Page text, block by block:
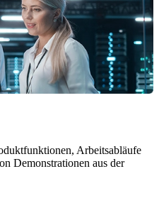
Arbeitsabläufe
Demonstrationen aus der